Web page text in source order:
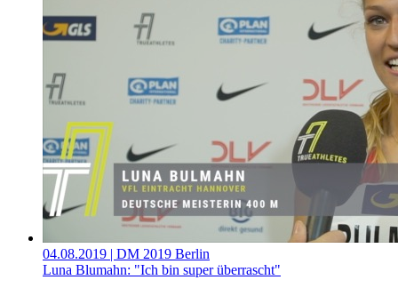
04.08.2019 | DM 2019 Berlin
Luna Blumahn: "Ich bin super überrascht"